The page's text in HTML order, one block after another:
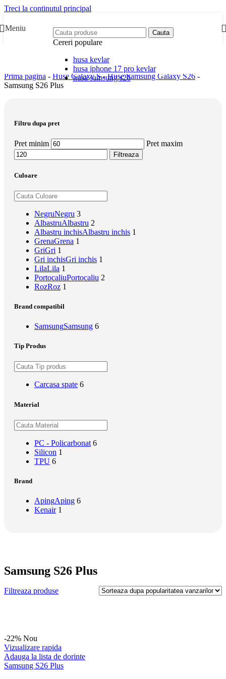
Treci la continutul principal
Meniu Cauta
Cereri populare
husa kevlar
husa iphone 17 pro kevlar
husa samsung s26
Prima pagina - Huse Galaxy S-Huse Samsung Galaxy S26 -
Samsung S26 Plus
Filtru dupa pret
Pret minim Pret maxim
Filtreaza
Culoare
NegruNegru 3
AlbastruAlbastru 2
Albastru inchisAlbastru inchis 1
GrenaGrena 1
GriGri 1
Gri inchisGri inchis 1
LilaLila 1
PortocaliuPortocaliu 2
RozRoz 1
Brand compatibil
SamsungSamsung 6
Tip Produs
Carcasa spate 6
Material
PC - Policarbonat 6
Silicon 1
TPU 6
Brand
ApingAping 6
Kenair 1
Samsung S26 Plus
Filtreaza produse
-22% Nou
Vizualizare rapida
Adauga la lista de dorinte
Samsung S26 Plus